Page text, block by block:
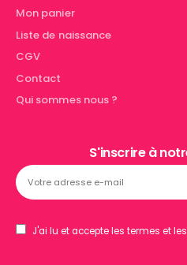
Mon panier
Liste de naissance
CGV
Contact
Qui sommes nous ?
S'inscrire à
J'ai lu et accepte les termes et